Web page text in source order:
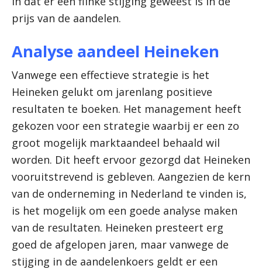
prijs van de aandelen.
Analyse aandeel Heineken
Vanwege een effectieve strategie is het
Heineken gelukt om jarenlang positieve
resultaten te boeken. Het management heeft
gekozen voor een strategie waarbij er een zo
groot mogelijk marktaandeel behaald wil
worden. Dit heeft ervoor gezorgd dat Heineken
vooruitstrevend is gebleven. Aangezien de kern
van de onderneming in Nederland te vinden is,
is het mogelijk om een goede analyse maken
van de resultaten. Heineken presteert erg
goed de afgelopen jaren, maar vanwege de
stijging in de aandelenkoers geldt er een